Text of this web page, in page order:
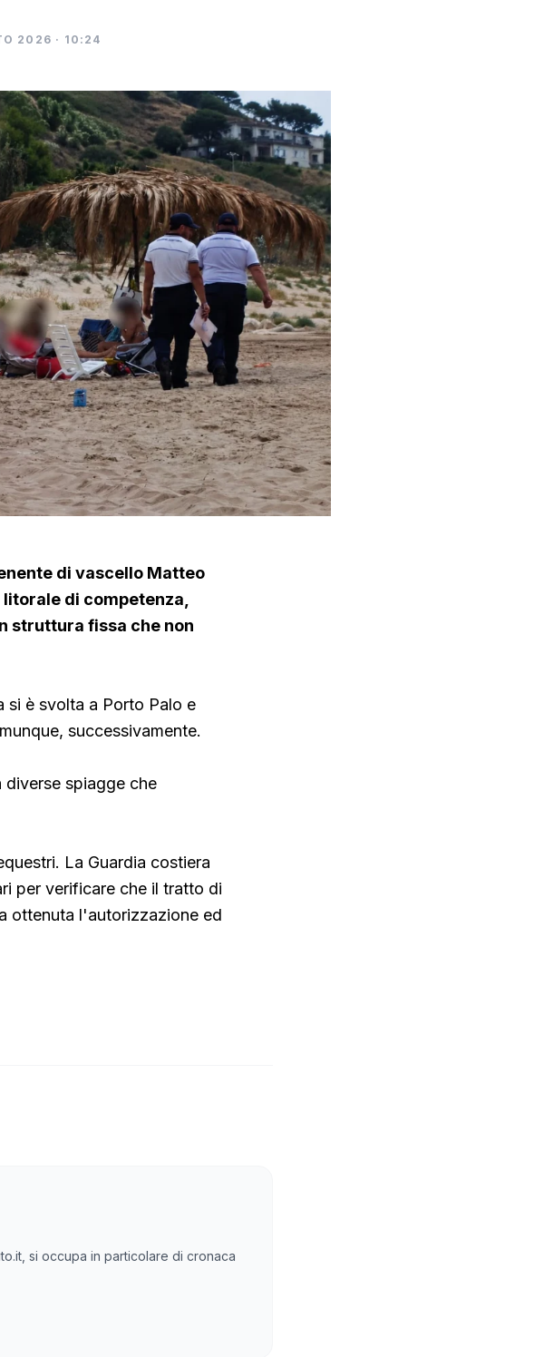
2026 · 10:24
di vascello Matteo
di competenza,
struttura fissa che non
si è svolta a Porto Palo e
successivamente.
diverse spiagge che
La Guardia costiera
per verificare che il tratto di
ottenuta l'autorizzazione ed
si occupa in particolare di cronaca